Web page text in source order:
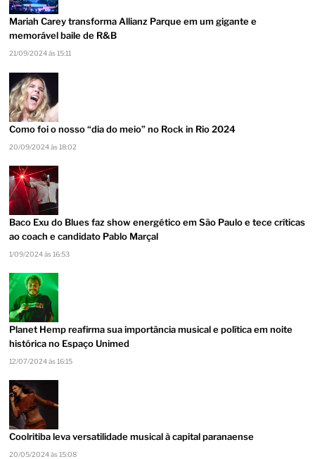
Mariah Carey transforma Allianz Parque em um gigante e
memorável baile de R&B
21/09/2024 às 15:11
Como foi o nosso “dia do meio” no Rock in Rio 2024
20/09/2024 às 18:02
Baco Exu do Blues faz show energético em São Paulo e tece críticas
ao coach e candidato Pablo Marçal
1/09/2024 às 16:53
Planet Hemp reafirma sua importância musical e política em noite
histórica no Espaço Unimed
12/07/2024 às 16:15
Coolritiba leva versatilidade musical à capital paranaense
20/05/2024 às 15:08